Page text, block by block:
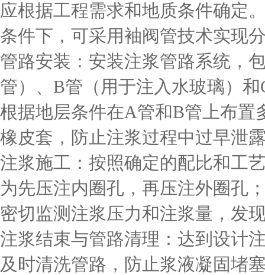
应根据工程需求和地质条件确定
条件下，可采用袖阀管技术实现
管路安装：安装注浆管路系统，
管）、B管（用于注入水玻璃）
根据地层条件在A管和B管上布置
橡皮套，防止注浆过程中过早泄
注浆施工：按照确定的配比和工
为先压注内圈孔，再压注外圈孔
密切监测注浆压力和注浆量，发
注浆结束与管路清理：达到设计
及时清洗管路，防止浆液凝固堵